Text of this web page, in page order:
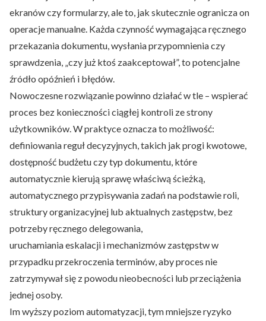
ekranów czy formularzy, ale to, jak skutecznie ogranicza on
operacje manualne. Każda czynność wymagająca ręcznego
przekazania dokumentu, wysłania przypomnienia czy
sprawdzenia, „czy już ktoś zaakceptował”, to potencjalne
źródło opóźnień i błędów.
Nowoczesne rozwiązanie powinno działać w tle – wspierać
proces bez konieczności ciągłej kontroli ze strony
użytkowników. W praktyce oznacza to możliwość:
definiowania reguł decyzyjnych, takich jak progi kwotowe,
dostępność budżetu czy typ dokumentu, które
automatycznie kierują sprawę właściwą ścieżką,
automatycznego przypisywania zadań na podstawie roli,
struktury organizacyjnej lub aktualnych zastępstw, bez
potrzeby ręcznego delegowania,
uruchamiania eskalacji i mechanizmów zastępstw w
przypadku przekroczenia terminów, aby proces nie
zatrzymywał się z powodu nieobecności lub przeciążenia
jednej osoby.
Im wyższy poziom automatyzacji, tym mniejsze ryzyko